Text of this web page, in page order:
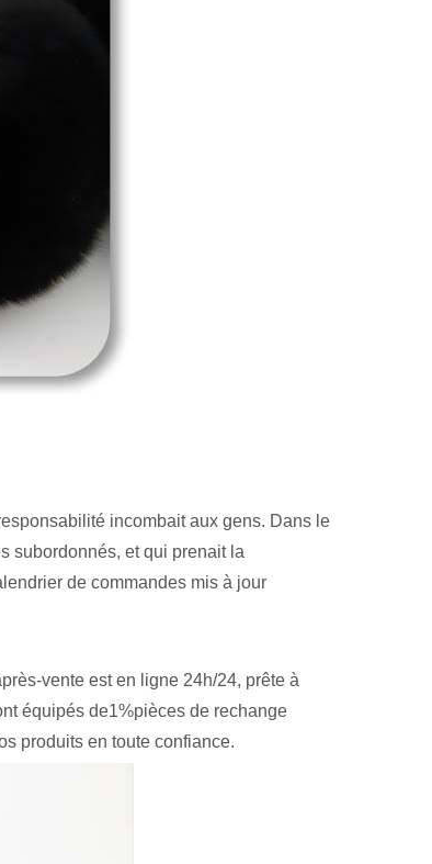
incombait aux gens. Dans le
subordonnés, et qui prenait la
de commandes mis à jour
vente est en ligne 24h/24, prête à
équipés de1%pièces de rechange
produits en toute confiance.